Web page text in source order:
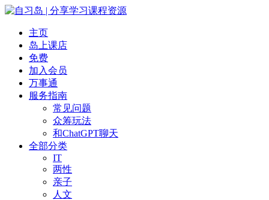
主页
岛上课店
免费
加入会员
万事通
服务指南
常见问题
众筹玩法
和ChatGPT聊天
全部分类
IT
两性
亲子
人文